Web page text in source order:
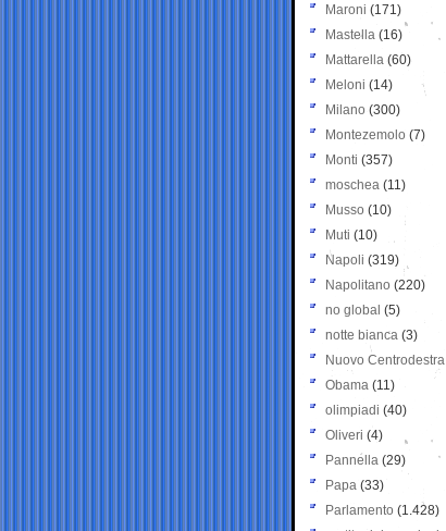
Maroni (171)
Mastella (16)
Mattarella (60)
Meloni (14)
Milano (300)
Montezemolo (7)
Monti (357)
moschea (11)
Musso (10)
Muti (10)
Napoli (319)
Napolitano (220)
no global (5)
notte bianca (3)
Nuovo Centrodestra
Obama (11)
olimpiadi (40)
Oliveri (4)
Pannella (29)
Papa (33)
Parlamento (1.428)